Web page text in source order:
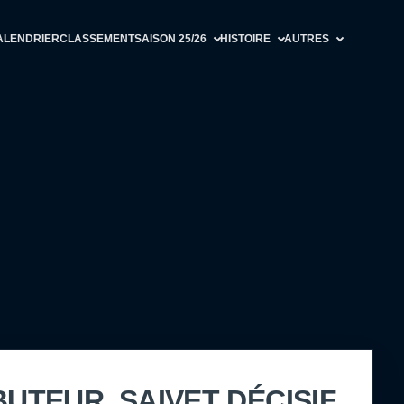
CLASSEMENTSAISON 25/26 HISTOIRE AUTRES